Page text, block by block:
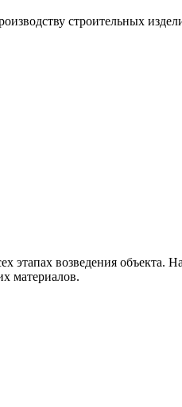
строительных
этапах возведения объекта.
материалов.